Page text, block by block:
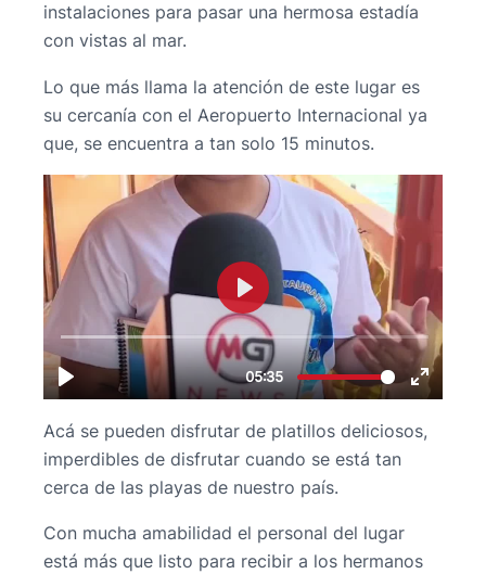
instalaciones para pasar una hermosa estadía
con vistas al mar.
Lo que más llama la atención de este lugar es
su cercanía con el Aeropuerto Internacional ya
que, se encuentra a tan solo 15 minutos.
Acá se pueden disfrutar de platillos deliciosos,
imperdibles de disfrutar cuando se está tan
cerca de las playas de nuestro país.
Con mucha amabilidad el personal del lugar
está más que listo para recibir a los hermanos